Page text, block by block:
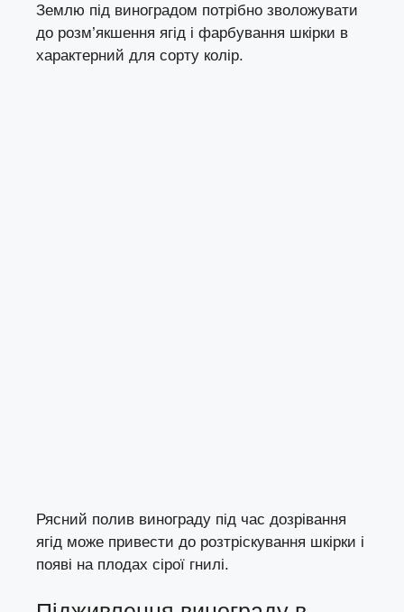
Землю під виноградом потрібно зволожувати
до розм’якшення ягід і фарбування шкірки в
характерний для сорту колір.
Рясний полив винограду під час дозрівання
ягід може привести до розтріскування шкірки і
появі на плодах сірої гнилі.